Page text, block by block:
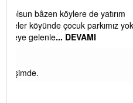
Turgay
Bu iş herkesin harci bi iş
uğruna verdiğiniz bu
hemsehrilerimiz adina
BÜYÜK ŞİRKETLERİN
İPTAL EDİLSİN.